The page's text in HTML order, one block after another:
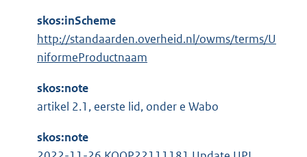
skos:inScheme
http://standaarden.overheid.nl/owms/terms/U
niformeProductnaam
skos:note
artikel 2.1, eerste lid, onder e Wabo
skos:note